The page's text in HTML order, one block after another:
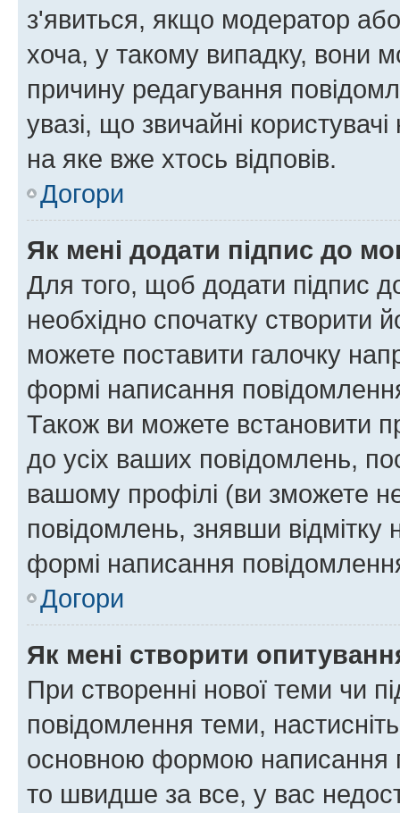
з'явиться, якщо модератор
хоча, у такому випадку, вони
причину редагування
увазі, що звичайні
на яке вже хтось відповів.
Догори
Як мені додати підпис до
Для того, щоб додати підпис
необхідно спочатку створити
можете поставити галочку
формі написання
Також ви можете встановити
до усіх ваших повідомлень,
вашому профілі (ви зможете
повідомлень, знявши відмітку
формі написання
Догори
Як мені створити
При створенні нової теми чи
повідомлення теми,
основною формою написання
то швидше за все, у вас